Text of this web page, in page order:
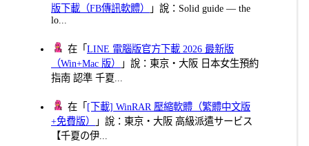
版下載（FB傳訊軟體）
」說：Solid guide — the
lo...
在「LINE 電腦版官方下載 2026 最新版
（Win+Mac 版）
」說：東京・大阪 日本女生預約
指南 認準 千夏...
在「 [下載] WinRAR 壓縮軟體（繁體中文版
+免費版）
」說：東京・大阪 高級派遣サービス
【千夏の伊...